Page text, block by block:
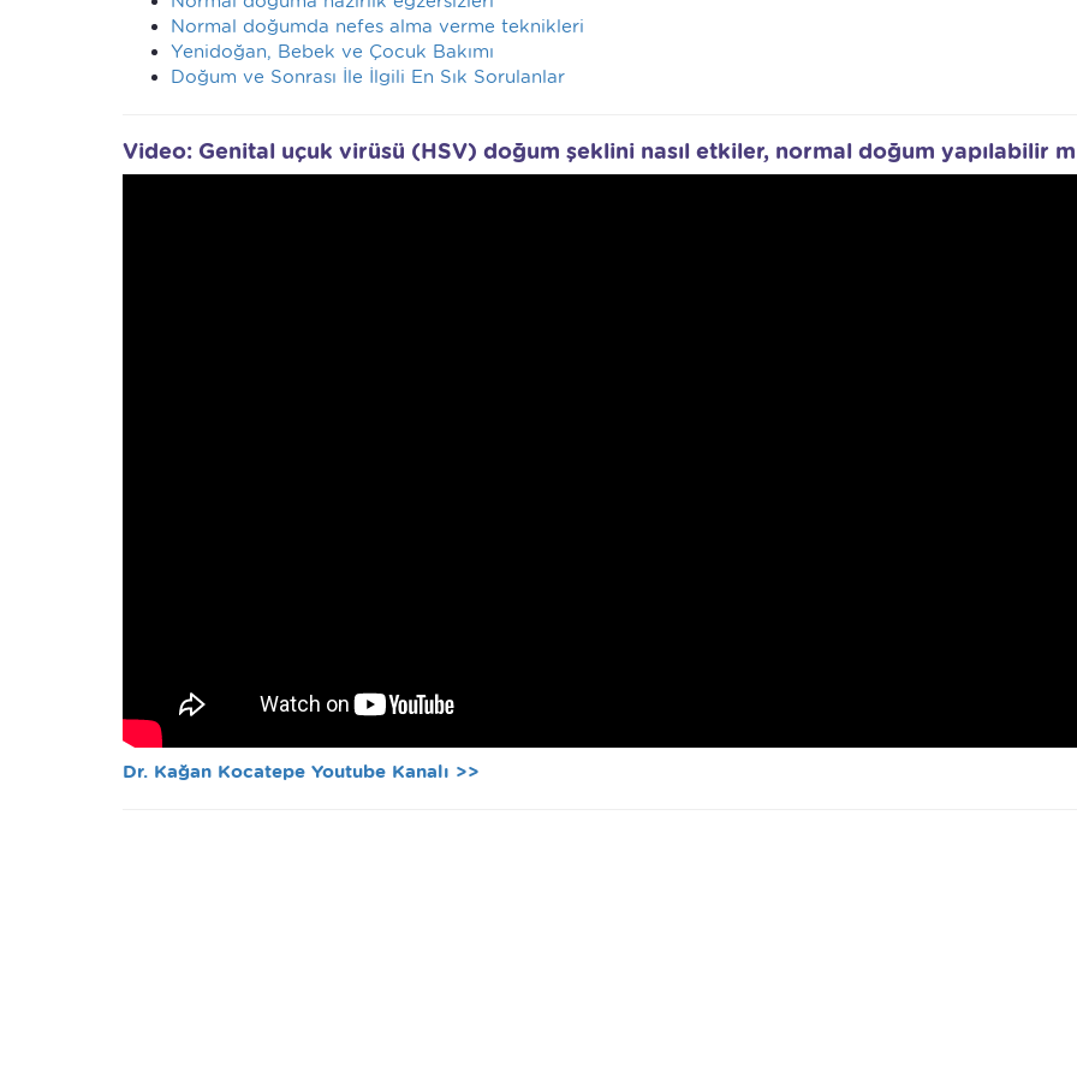
Normal doğumda nefes alma verme teknikleri
Yenidoğan, Bebek ve Çocuk Bakımı
Doğum ve Sonrası İle İlgili En Sık Sorulanlar
Video: Genital uçuk virüsü (HSV) doğum şeklini nasıl etkiler, normal doğum yapılabilir
Dr. Kağan Kocatepe Youtube Kanalı >>